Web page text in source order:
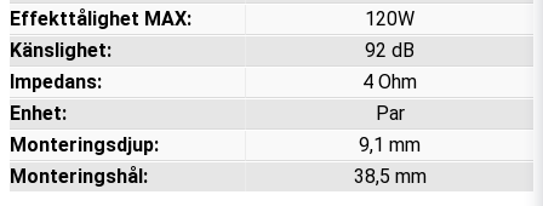
Effekttålighet MAX:
120W
Känslighet:
92 dB
Impedans:
4 Ohm
Enhet:
Par
Monteringsdjup:
9,1 mm
Monteringshål:
38,5 mm